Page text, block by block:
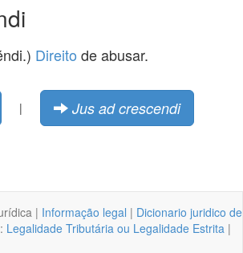
Direito de abusar.
| Jus ad crescendi
| Informação legal | Dicionario juridico de
Legalidade Tributária ou Legalidade Estrita |